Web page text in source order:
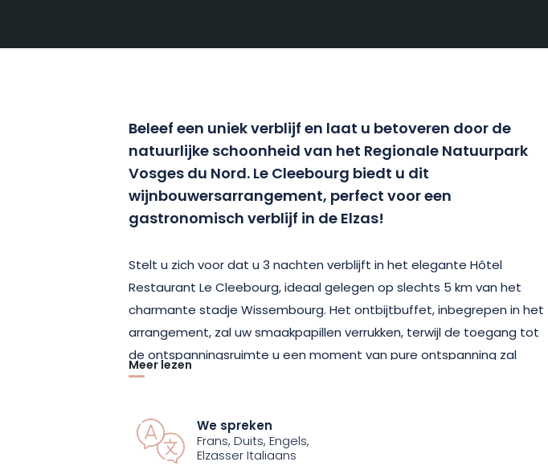
Beleef een uniek verblijf en laat u betoveren door de
natuurlijke schoonheid van het Regionale Natuurpark
Vosges du Nord. Le Cleebourg biedt u dit
wijnbouwersarrangement, perfect voor een
gastronomisch verblijf in de Elzas!
Stelt u zich voor dat u 3 nachten verblijft in het elegante Hôtel
Restaurant Le Cleebourg, ideaal gelegen op slechts 5 km van het
charmante stadje Wissembourg. Het ontbijtbuffet, inbegrepen in het
arrangement, zal uw smaakpapillen verrukken, terwijl de toegang tot
de ontspanningsruimte u een moment van pure ontspanning zal
bieden.
Maar dat is nog niet alles! Je krijgt ook de kans om de authentieke
smaken van de streek te ontdekken dankzij twee ‘Terroir’-menu’s
Meer lezen
We spreken
Frans, Duits, Engels,
Elzasser Italiaans